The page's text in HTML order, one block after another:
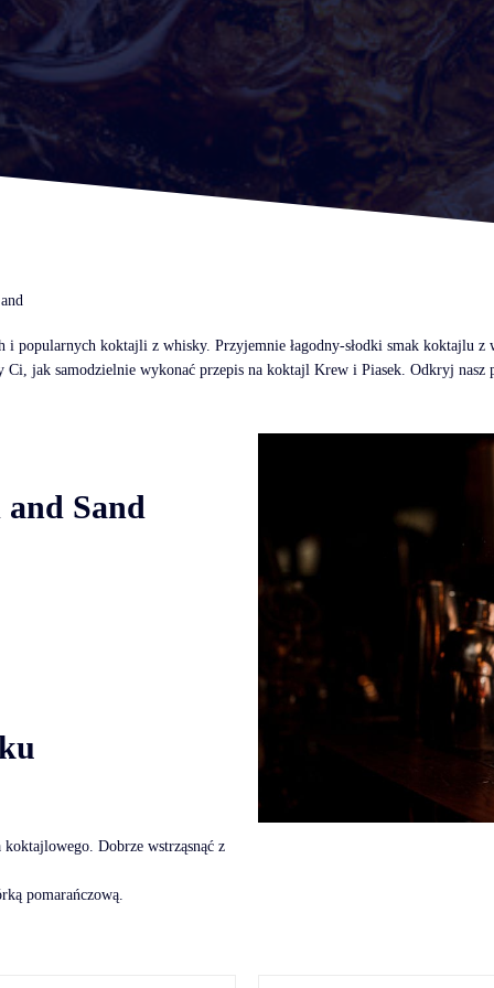
popularnych koktajli z whisky. Przyjemnie łagodny-słodki smak koktajlu
Ci, jak samodzielnie wykonać przepis na koktajl Krew i Piasek. Odkryj
Sand
Dobrze wstrząsnąć z
pomarańczową.